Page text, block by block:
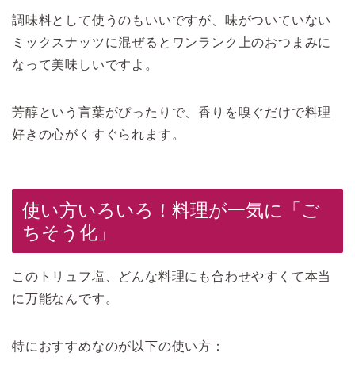
調味料として使うのもいいですが、味がついていない
ミックスナッツに混ぜるとワンランク上のおつまみに
なって美味しいですよ。
芳醇という言葉がぴったりで、香りを嗅ぐだけで料理
好きの心がくすぐられます。
使い方いろいろ！料理が一気に「ご
ちそう化」
このトリュフ塩、どんな料理にも合わせやすくて本当
に万能なんです。
特におすすめなのが以下の使い方：